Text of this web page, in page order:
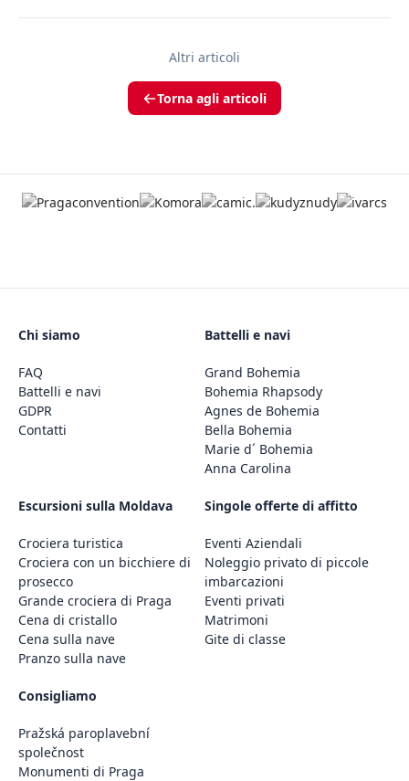
Altri articoli
Torna agli articoli
Chi siamo
FAQ
Battelli e navi
GDPR
Contatti
Battelli e navi
Grand Bohemia
Bohemia Rhapsody
Agnes de Bohemia
Bella Bohemia
Marie d´ Bohemia
Anna Carolina
Escursioni sulla Moldava
Crociera turistica
Crociera con un bicchiere di
prosecco
Grande crociera di Praga
Cena di cristallo
Cena sulla nave
Pranzo sulla nave
Singole offerte di affitto
Eventi Aziendali
Noleggio privato di piccole
imbarcazioni
Eventi privati
Matrimoni
Gite di classe
Consigliamo
Pražská paroplavební
společnost
Monumenti di Praga